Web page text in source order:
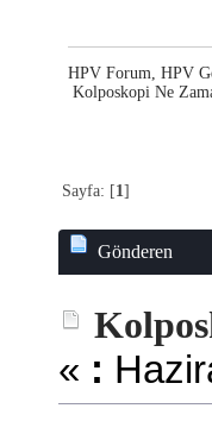
HPV Forum, HPV
Kolposkopi Ne
Sayfa: [1]
Gönderen
« :